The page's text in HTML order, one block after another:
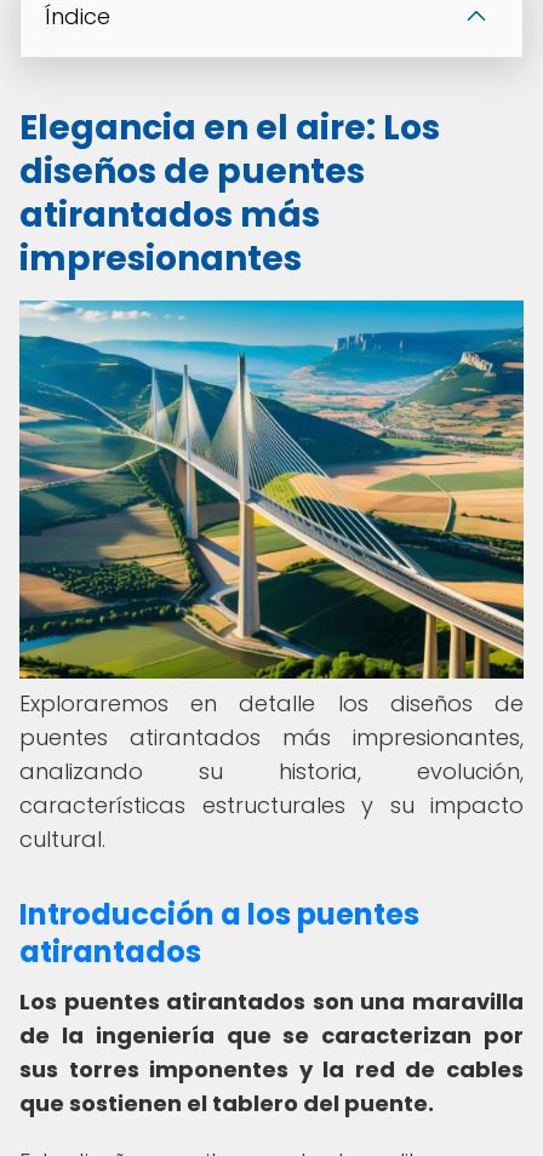
Índice
Elegancia en el aire: Los
diseños de puentes
atirantados más
impresionantes
Exploraremos en detalle los diseños de
puentes atirantados más impresionantes,
analizando su historia, evolución,
características estructurales y su impacto
cultural.
Introducción a los puentes
atirantados
Los puentes atirantados son una maravilla
de la ingeniería que se caracterizan por
sus torres imponentes y la red de cables
que sostienen el tablero del puente.